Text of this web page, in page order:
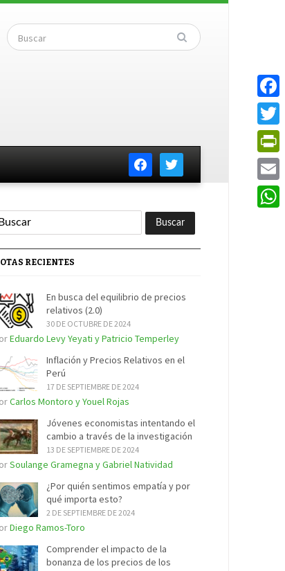
facebooktwitter
RECIENTES
En busca del equilibrio de precios
relativos (2.0)
30 DE OCTUBRE DE 2024
Eduardo Levy Yeyati y Patricio Temperley
Inflación y Precios Relativos en el
Perú
17 DE SEPTIEMBRE DE 2024
Carlos Montoro y Youel Rojas
Jóvenes economistas intentando el
cambio a través de la investigación
13 DE SEPTIEMBRE DE 2024
Soulange Gramegna y Gabriel Natividad
¿Por quién sentimos empatía y por
qué importa esto?
2 DE SEPTIEMBRE DE 2024
Diego Ramos-Toro
Comprender el impacto de la
bonanza de los precios de los
Email